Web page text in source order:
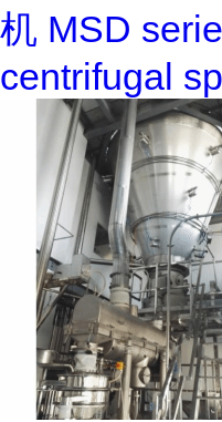
机 MSD
centrifugal